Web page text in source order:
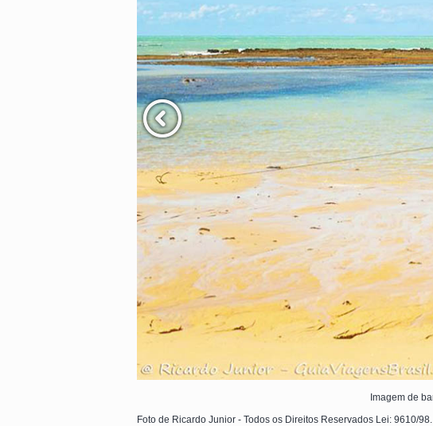
Imagem de
Foto de Ricardo Junior - Todos os Direitos Reservados Lei: 9610/98.